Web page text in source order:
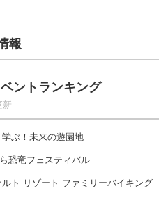
報
ントランキング
新
ぶ！未来の遊園地
恐竜フェスティバル
ト リゾート ファミリーバイキング